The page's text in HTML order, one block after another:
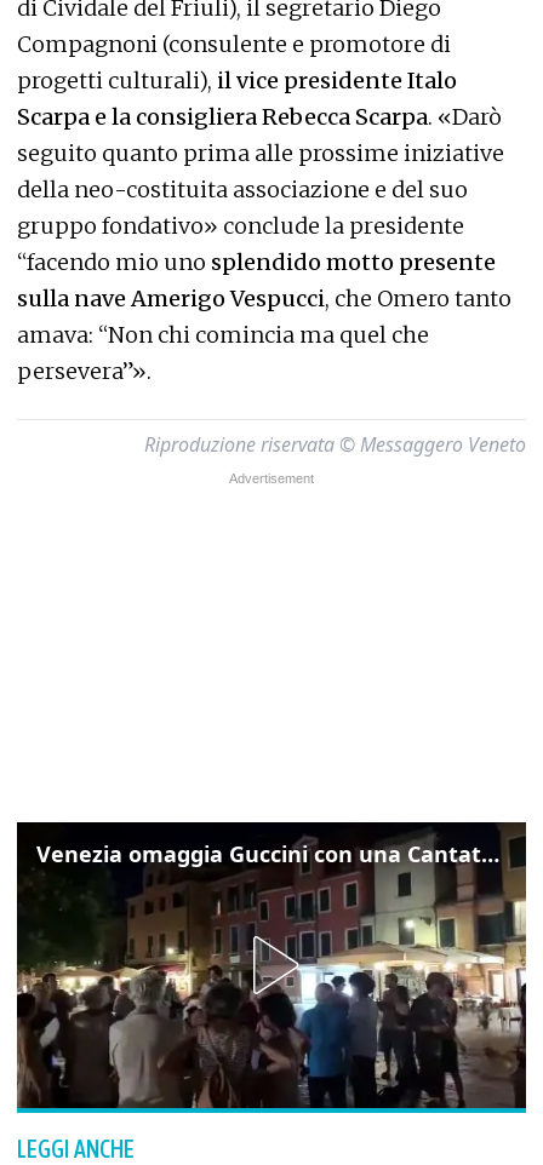
di Cividale del Friuli), il segretario Diego
Compagnoni (consulente e promotore di
progetti culturali), il vice presidente Italo
Scarpa e la consigliera Rebecca Scarpa. «Darò
seguito quanto prima alle prossime iniziative
della neo-costituita associazione e del suo
gruppo fondativo» conclude la presidente
“facendo mio uno splendido motto presente
sulla nave Amerigo Vespucci, che Omero tanto
amava: “Non chi comincia ma quel che
persevera”».
Riproduzione riservata © Messaggero Veneto
Venezia omaggia Guccini con una Cantata Anarchica in campo Santa Margherita
LEGGI ANCHE